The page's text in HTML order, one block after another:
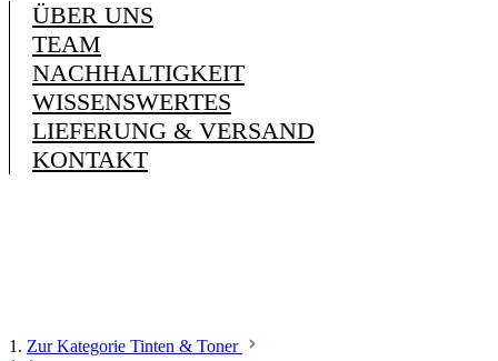
ÜBER UNS
TEAM
NACHHALTIGKEIT
WISSENSWERTES
LIEFERUNG & VERSAND
KONTAKT
1. Zur Kategorie Tinten & Toner